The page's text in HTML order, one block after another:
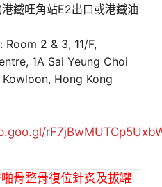
鐵旺角站E2出口或港鐵油
2 & 3, 11/F,
1A Sai Yeung Choi
Hong Kong
骨整骨復位針炙及拔罐